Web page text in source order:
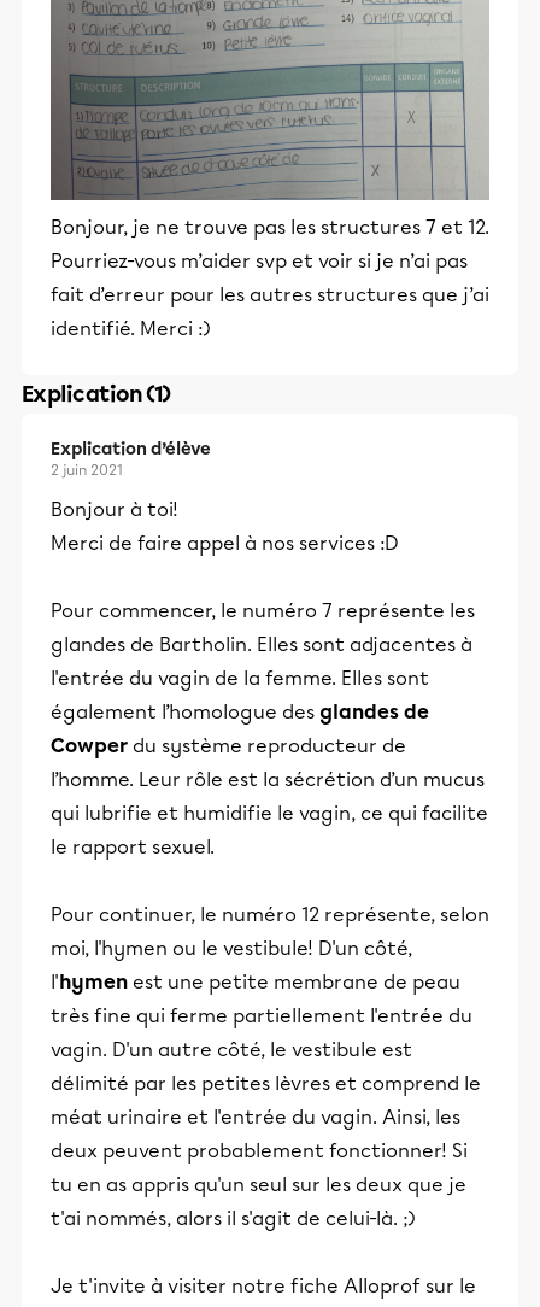
Bonjour, je ne trouve pas les structures 7 et 12.
Pourriez-vous m’aider svp et voir si je n’ai pas
fait d’erreur pour les autres structures que j’ai
identifié. Merci :)
Explication (1)
Explication d’élève
2 juin 2021
Bonjour à toi!
Merci de faire appel à nos services :D
Pour commencer, le numéro 7 représente les
glandes de Bartholin. Elles sont adjacentes à
l'entrée du vagin de la femme. Elles sont
également l’homologue des glandes de
Cowper du système reproducteur de
l’homme. Leur rôle est la sécrétion d’un mucus
qui lubrifie et humidifie le vagin, ce qui facilite
le rapport sexuel.
Pour continuer, le numéro 12 représente, selon
moi, l'hymen ou le vestibule! D'un côté,
l' hymen est une petite membrane de peau
très fine qui ferme partiellement l'entrée du
vagin. D'un autre côté, le vestibule est
délimité par les petites lèvres et comprend le
méat urinaire et l'entrée du vagin. Ainsi, les
deux peuvent probablement fonctionner! Si
tu en as appris qu'un seul sur les deux que je
t'ai nommés, alors il s'agit de celui-là. ;)
Je t'invite à visiter notre fiche Alloprof sur le